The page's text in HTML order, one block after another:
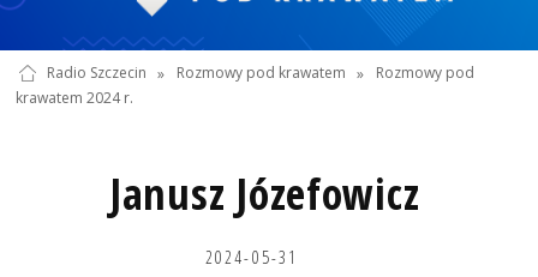
Radio Szczecin » Rozmowy pod krawatem »
Rozmowy pod
krawatem 2024 r.
Janusz Józefowicz
2024-05-31